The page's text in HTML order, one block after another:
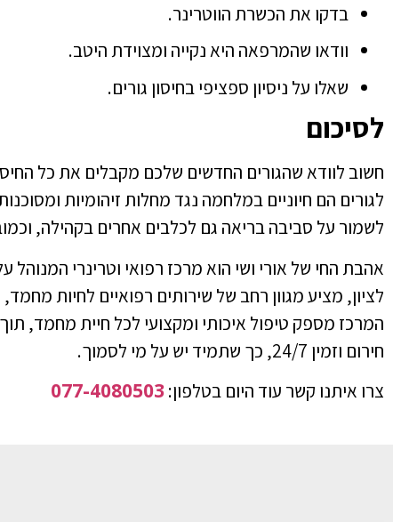
בדקו את הכשרת הווטרינר.
וודאו שהמרפאה היא נקייה ומצוידת היטב.
שאלו על ניסיון ספציפי בחיסון גורים.
לסיכום
חשוב לוודא שהגורים החדשים שלכם מקבלים את כל
לגורים הם חיוניים במלחמה נגד מחלות זיהומיות
לשמור על סביבה בריאה גם לכלבים אחרים בקהילה,
אהבת החי של אורי ושי הוא מרכז רפואי וטרינרי המנוהל
לציון, מציע מגוון רחב של שירותים רפואיים לחיות
המרכז מספק טיפול איכותי ומקצועי לכל חיית מחמד,
חירום וזמין 24/7, כך שתמיד יש על מי לסמוך.
צרו איתנו קשר עוד היום בטלפון:077-4080503